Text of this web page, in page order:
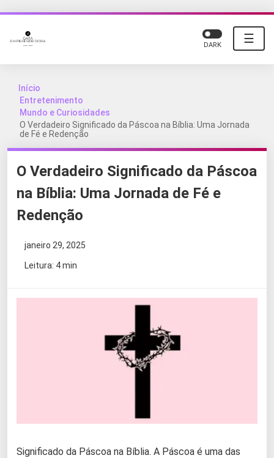
☰
DARK
Início
Entretenimento
Mundo e Curiosidades
O Verdadeiro Significado da Páscoa na Bíblia: Uma Jornada
de Fé e Redenção
O Verdadeiro Significado da Páscoa
na Bíblia: Uma Jornada de Fé e
Redenção
janeiro 29, 2025
Leitura: 4 min
Significado da Páscoa na Bíblia. A Páscoa é uma das